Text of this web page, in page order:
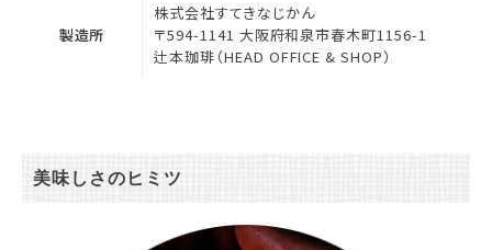
製造所
株式会社すてきなじかん
〒594-1141 大阪府和泉市春木町1156-1
辻本珈琲（HEAD OFFICE & SHOP）
美味しさのヒミツ